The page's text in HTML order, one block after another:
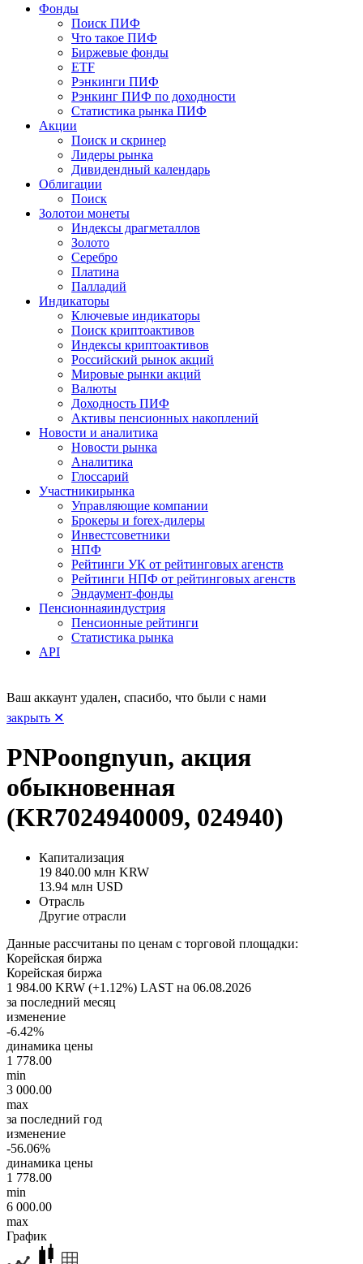
Фонды
Поиск ПИФ
Что такое ПИФ
Биржевые фонды
ETF
Рэнкинги ПИФ
Рэнкинг ПИФ по доходности
Статистика рынка ПИФ
Акции
Поиск и скринер
Лидеры рынка
Дивидендный календарь
Облигации
Поиск
Золотои монеты
Индексы драгметаллов
Золото
Серебро
Платина
Палладий
Индикаторы
Ключевые индикаторы
Поиск криптоактивов
Индексы криптоактивов
Российский рынок акций
Мировые рынки акций
Валюты
Доходность ПИФ
Активы пенсионных накоплений
Новости и аналитика
Новости рынка
Аналитика
Глоссарий
Участникирынка
Управляющие компании
Брокеры и forex-дилеры
Инвестсоветники
НПФ
Рейтинги УК от рейтинговых агенств
Рейтинги НПФ от рейтинговых агенств
Эндаумент-фонды
Пенсионнаяиндустрия
Пенсионные рейтинги
Статистика рынка
API
Ваш аккаунт удален, спасибо, что были с нами
закрыть ✕
PNPoongnyun, акция
обыкновенная
(KR7024940009, 024940)
Капитализация
19 840.00 млн KRW
13.94 млн USD
Отрасль
Другие отрасли
Данные рассчитаны по ценам с торговой площадки:
Корейская биржа
Корейская биржа
1 984.00 KRW (+1.12%) LAST на 06.08.2026
за последний месяц
изменение
-6.42%
динамика цены
1 778.00
min
3 000.00
max
за последний год
изменение
-56.06%
динамика цены
1 778.00
min
6 000.00
max
График